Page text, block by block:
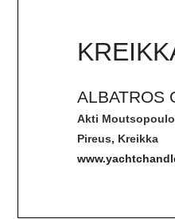
ALBATROS
Akti Moutsopoulo
Pireus, Kreikka